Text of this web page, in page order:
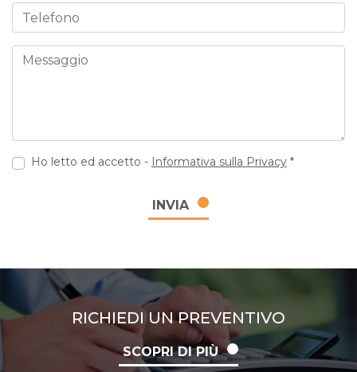
Telefono
Messaggio
Ho letto ed accetto - Informativa sulla Privacy *
INVIA
RICHIEDI UN PREVENTIVO
SCOPRI DI PIÙ